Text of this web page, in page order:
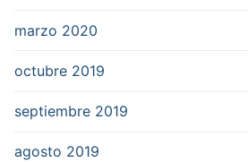
marzo 2020
octubre 2019
septiembre 2019
agosto 2019